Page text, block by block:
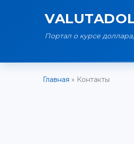
Портал о курсе
Главная » Контакты